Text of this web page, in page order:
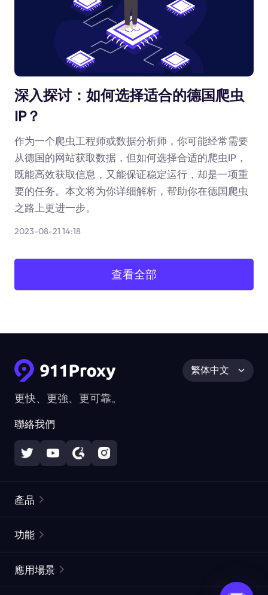
深入探讨：如何选择适合的德国爬虫
IP？
作为一个爬虫工程师或数据分析师，你可能经常需要
从德国的网站获取数据，但如何选择合适的爬虫IP，
既能高效获取信息，又能保证稳定运行，却是一项重
要的任务。本文将为你详细解析，帮助你在德国爬虫
之路上更进一步。
2023-08-21 14:18
查看全部
更快、更強、更可靠。
聯絡我們
繁体中文
產品
靜態住宅代理
功能
應用場景